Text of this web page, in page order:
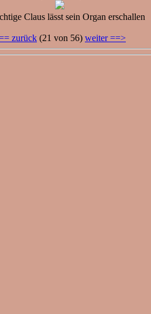
Claus lässt sein Organ erschallen
zurück (21 von 56) weiter ==>